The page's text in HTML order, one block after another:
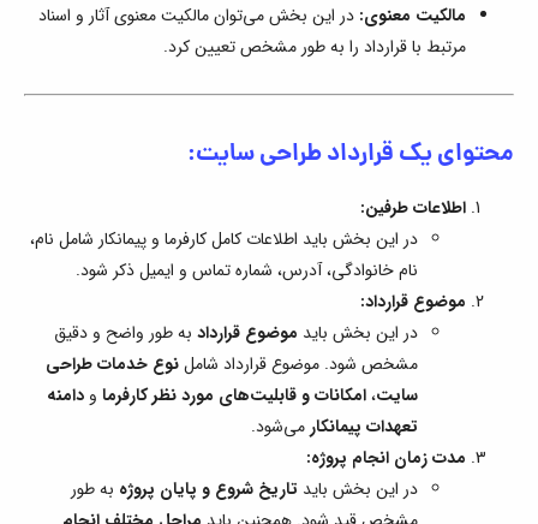
مالکیت معنوی: در این بخش می‌توان مالکیت معنوی آثار و اسناد
مرتبط با قرارداد را به طور مشخص تعیین کرد.
محتوای یک قرارداد طراحی سایت:
اطلاعات طرفین:
در این بخش باید اطلاعات کامل کارفرما و پیمانکار شامل نام،
نام خانوادگی، آدرس، شماره تماس و ایمیل ذکر شود.
موضوع قرارداد:
در این بخش باید موضوع قرارداد به طور واضح و دقیق
مشخص شود. موضوع قرارداد شاملنوع خدمات طراحی
سایت،امکانات و قابلیت‌های مورد نظر کارفرما و دامنه
تعهدات پیمانکار می‌شود.
مدت زمان انجام پروژه:
در این بخش باید تاریخ شروع و پایان پروژه به طور